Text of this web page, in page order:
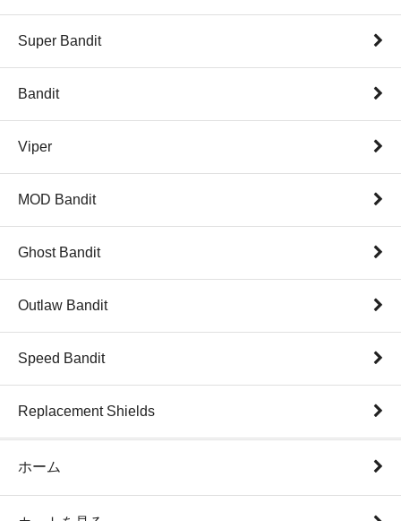
Super Bandit
Bandit
Viper
MOD Bandit
Ghost Bandit
Outlaw Bandit
Speed Bandit
Replacement Shields
ホーム